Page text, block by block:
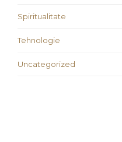
Spiritualitate
Tehnologie
Uncategorized